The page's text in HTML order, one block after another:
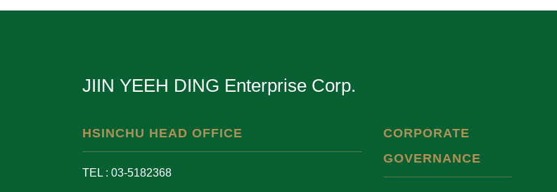
JIIN YEEH DING Enterprise Corp.
HSINCHU HEAD OFFICE
TEL : 03-5182368
CORPORATE
GOVERNANCE